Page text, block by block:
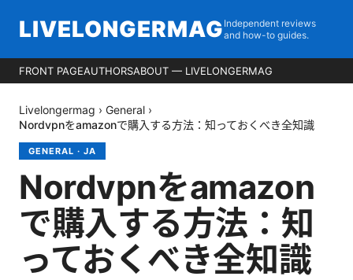
LIVELONGERMAG Independent reviews
and how-to guides.
FRONT PAGEAUTHORSABOUT — LIVELONGERMAG
Livelongermag › General ›
Nordvpnをamazonで購入する方法：知っておくべき全知識
GENERAL · JA
Nordvpnをamazon
で購入する方法：知
っておくべき全知識